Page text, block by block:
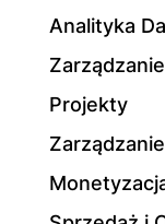
Analityka
Projekty